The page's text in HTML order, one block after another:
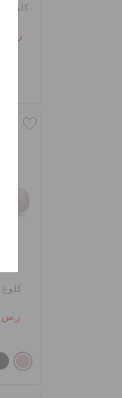
كلوغ
ر.س 139
كلوغ
ر.س 99